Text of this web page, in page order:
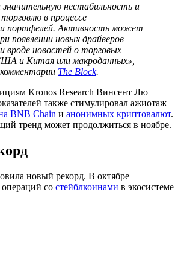
значительную нестабильность и
в процессе
портфелей. Активность может
появлении новых драйверов
вроде новостей о торговых
и Китая или макроданных», —
The Block.
Kronos Research Винсент Лю
также стимулировал ажиотаж
BNB Chain и анонимных криптовалют.
тренд может продолжиться в ноябре.
новый рекорд. В октябре
со стейблкоинами в экосистеме